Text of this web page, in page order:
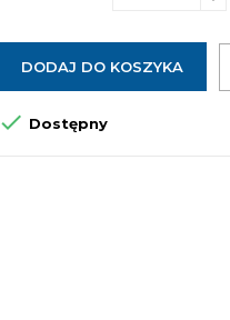
DODAJ DO KOSZYKA
 Dostępny